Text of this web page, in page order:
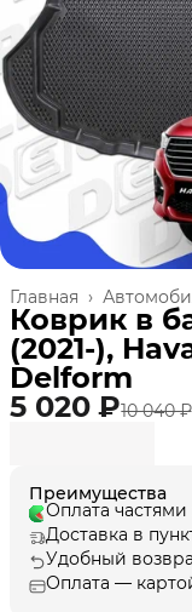
Главная ›
Коврик в
(2021-),
Delform
5 020 ₽10 040 ₽
Преимущества
Оплата
Доставка в
Удобный
Оплата —